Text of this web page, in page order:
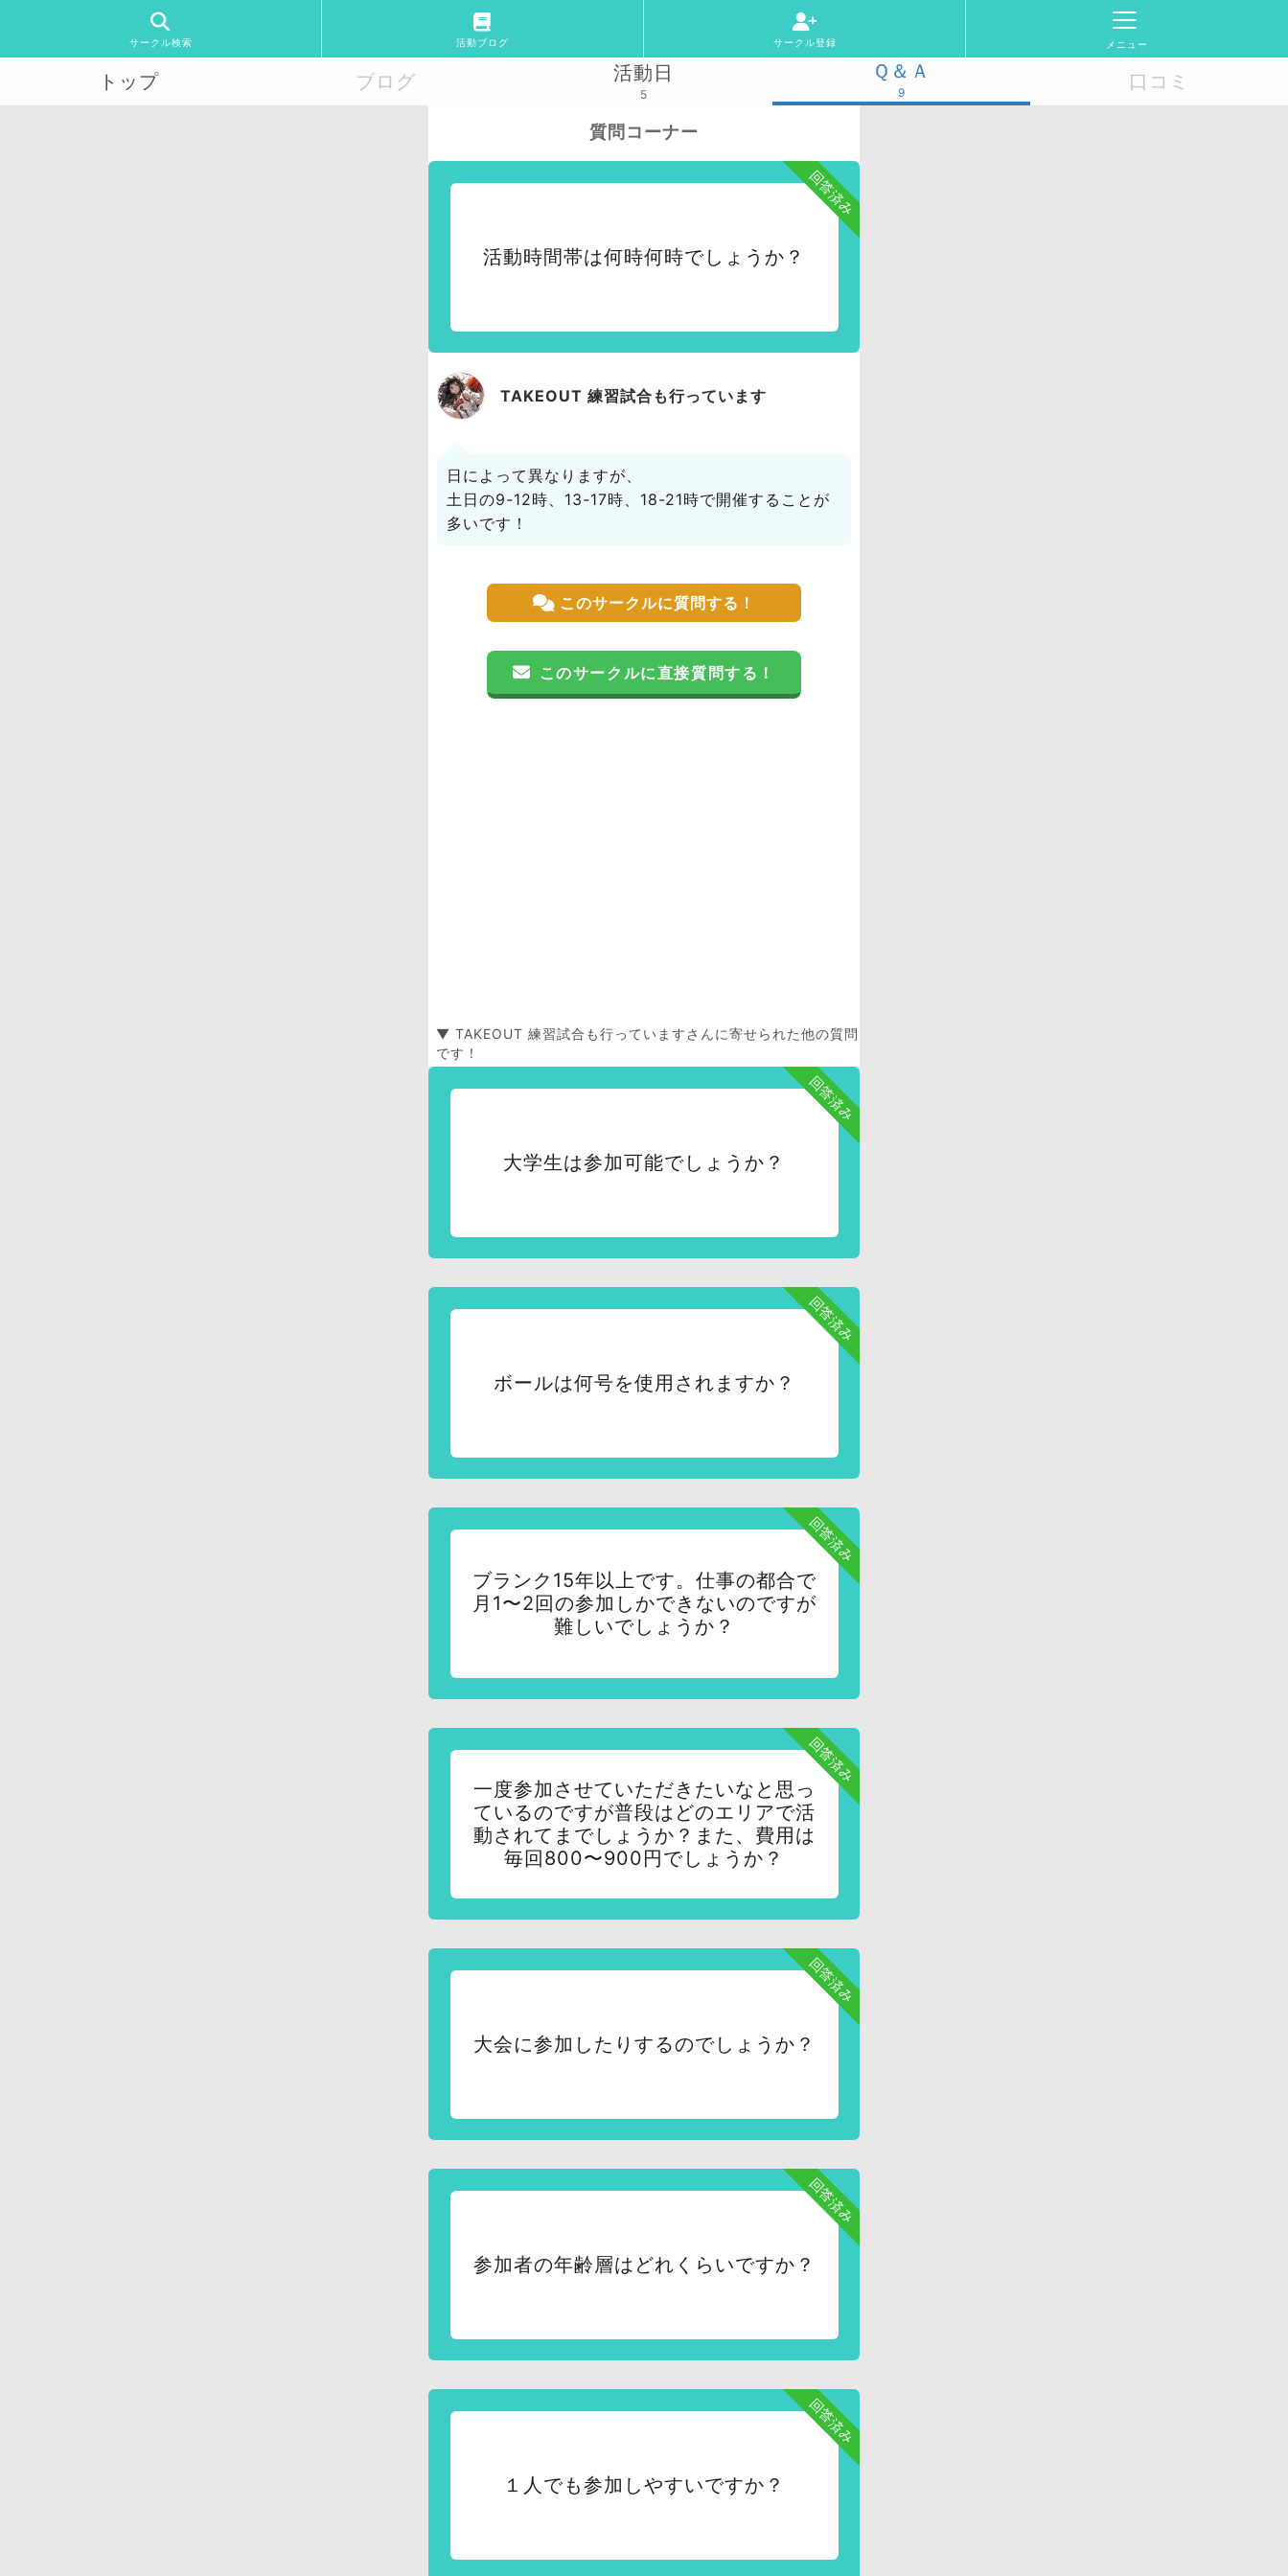
サークル検索 活動ブログ サークル登録 メニュー
トップ ブログ 活動日
5
Ｑ＆Ａ
9 口コミ
質問コーナー
回答済み
活動時間帯は何時何時でしょうか？
TAKEOUT 練習試合も行っています
日によって異なりますが、
土日の9-12時、13-17時、18-21時で開催することが
多いです！
このサークルに質問する！
このサークルに直接質問する！
▼ TAKEOUT 練習試合も行っていますさんに寄せられた他の質問
です！
回答済み
大学生は参加可能でしょうか？
回答済み
ボールは何号を使用されますか？
回答済み
ブランク15年以上です。仕事の都合で
月1〜2回の参加しかできないのですが
難しいでしょうか？
回答済み
一度参加させていただきたいなと思っ
ているのですが普段はどのエリアで活
動されてまでしょうか？また、費用は
毎回800〜900円でしょうか？
回答済み
大会に参加したりするのでしょうか？
回答済み
参加者の年齢層はどれくらいですか？
回答済み
１人でも参加しやすいですか？